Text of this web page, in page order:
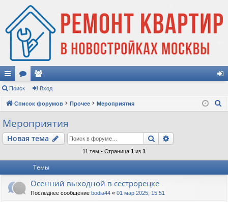
с
ы
лк
и
ор
ум
ол
ьз
ат
и
д
Поиск Вход
Список форумов Прочее Мероприятия
Мероприятия
Новая тема Поиск
11 тем • Страница 1 из 1
Темы
Осенний выходной в сестрорецке
Последнее сообщение bodia44 « 01 мар 2025, 15:51